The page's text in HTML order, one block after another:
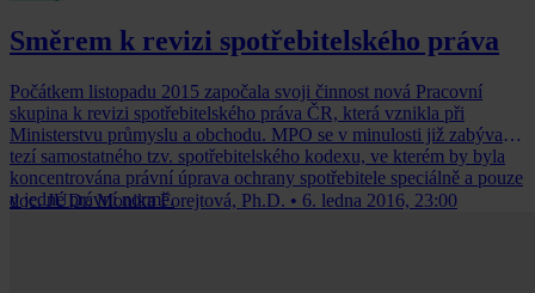
Směrem k revizi spotřebitelského práva
Počátkem listopadu 2015 započala svoji činnost nová Pracovní
skupina k revizi spotřebitelského práva ČR, která vznikla při
Ministerstvu průmyslu a obchodu. MPO se v minulosti již zabývalo
tezí samostatného tzv. spotřebitelského kodexu, ve kterém by byla
koncentrována právní úprava ochrany spotřebitele speciálně a pouze
v jedné právní normě.
doc. JUDr. Monika Forejtová, Ph.D. • 6. ledna 2016, 23:00